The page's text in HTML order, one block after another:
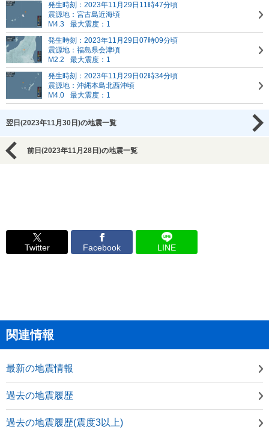
発生時刻：2023年11月29日11時47分頃
震源地：宮古島近海頃
M4.3
最大震度：1
発生時刻：2023年11月29日07時09分頃
震源地：福島県会津頃
M2.2
最大震度：1
発生時刻：2023年11月29日02時34分頃
震源地：沖縄本島北西沖頃
M4.0
最大震度：1
翌日(2023年11月30日)の地震一覧
前日(2023年11月28日)の地震一覧
Twitter Facebook LINE
関連情報
最新の地震情報
過去の地震履歴
過去の地震履歴(震度3以上)